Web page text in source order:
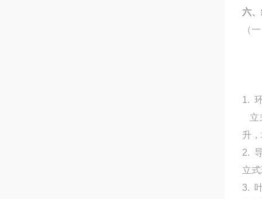
六
（
1.
立
升
2.
立
3.